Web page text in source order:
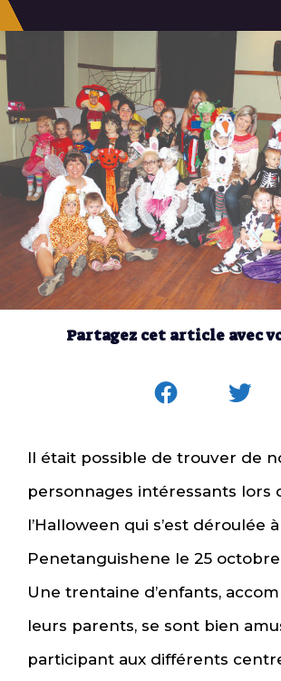
Partagez cet article avec
Il était possible de trouver de
personnages intéressants lors
l’Halloween qui s’est déroulée
Penetanguishene le 25
Une trentaine d’enfants,
leurs parents, se sont bien
participant aux différents